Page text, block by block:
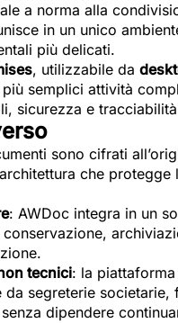
a norma alla
in un unico
più delicati.
, utilizzabile da
semplici attività
sicurezza e
sono cifrati
che
: AWDoc integra in un
tecnici: la
segreterie
dipendere